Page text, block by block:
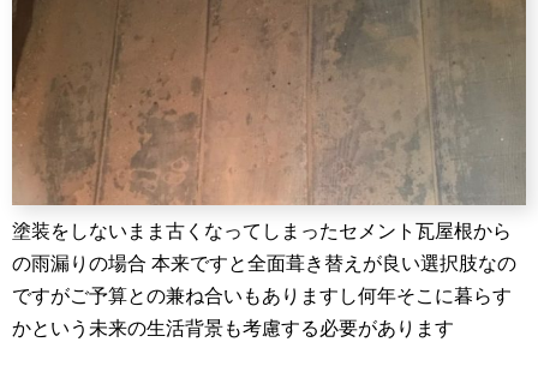
塗装をしないまま古くなってしまったセメント瓦屋根から
の雨漏りの場合 本来ですと全面葺き替えが良い選択肢なの
ですがご予算との兼ね合いもありますし何年そこに暮らす
かという未来の生活背景も考慮する必要があります